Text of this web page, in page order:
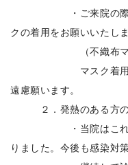
・ご来院の際には
クの着用をお願いいたしま
（不織布マスクを
マスク着用のない
遠慮願います。
２．発熱のある方の
・当院はこれまで
りました。今後も感染対